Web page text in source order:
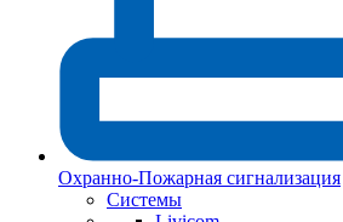
Охранно-Пожарная сигнализация
Системы